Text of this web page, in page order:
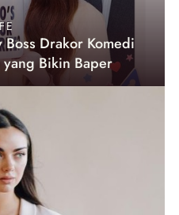
Drakor Komedi
yang Bikin Baper